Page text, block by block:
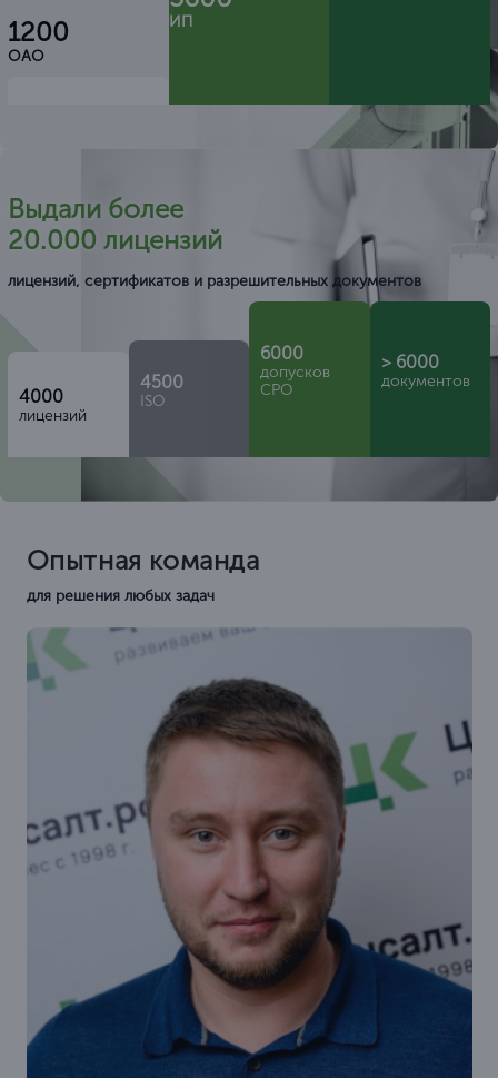
1200
ОАО
ИП
Выдали более
20.000 лицензий
лицензий, сертификатов и разрешительных документов
4000
лицензий
4500
ISO
6000
допусков
СРО
> 6000
документов
Опытная команда
для решения любых задач